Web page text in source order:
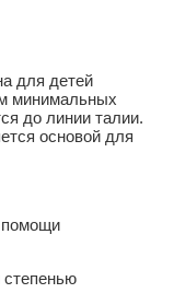
для детей
минимальных
до линии талии.
основой для
помощи
степенью